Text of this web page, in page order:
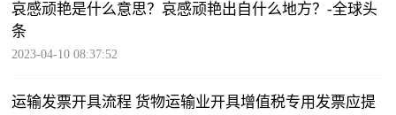
哀感顽艳是什么意思？哀感顽艳出自什么地方？-全球头
条
2023-04-10 08:37:52
运输发票开具流程 货物运输业开具增值税专用发票应提